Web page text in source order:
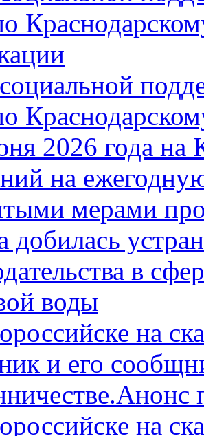
2026 года на
на
мерами
добилась
в
воды
на
и его
на